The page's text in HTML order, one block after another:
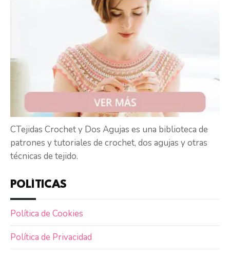
CTejidas Crochet y Dos Agujas es una biblioteca de
patrones y tutoriales de crochet, dos agujas y otras
técnicas de tejido.
POLÍTICAS
Política de Cookies
Política de Privacidad